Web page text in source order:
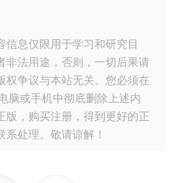
息仅限用于学习和研究目
非法用途，否则，一切后果请
权争议与本站无关。您必须在
脑或手机中彻底删除上述内
版，购买注册，得到更好的正
处理。敬请谅解！